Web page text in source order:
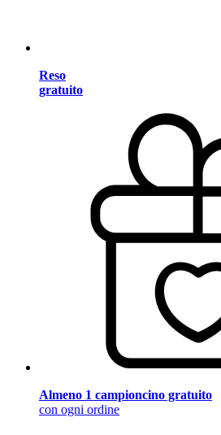
Reso
gratuito
Almeno 1 campioncino gratuito
con ogni ordine